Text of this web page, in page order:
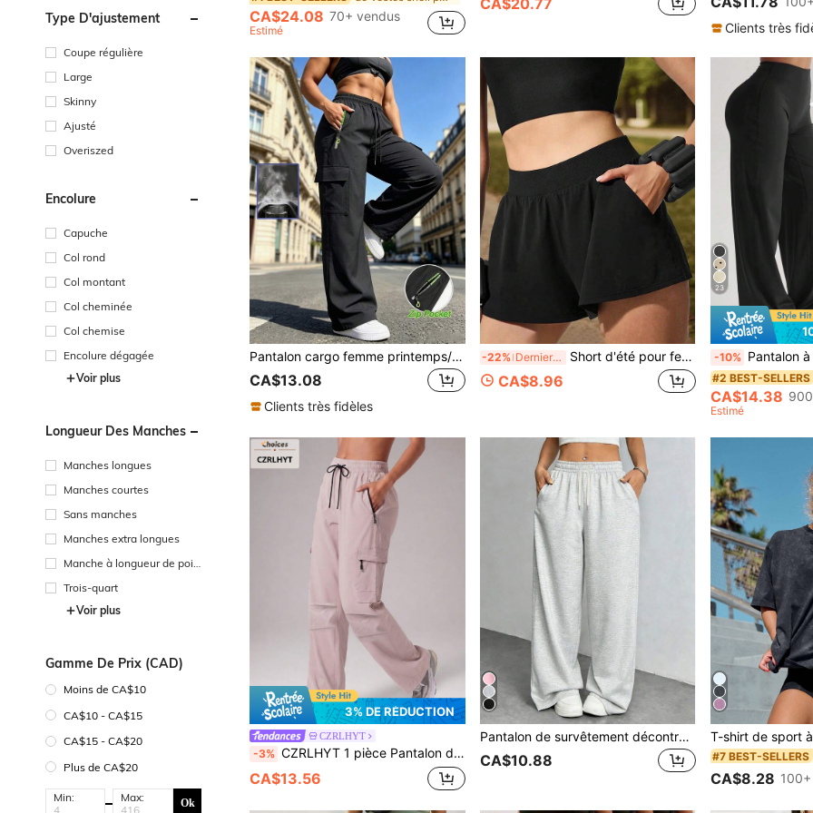
Type D'ajustement
Coupe régulière
Large
Skinny
Ajusté
Overiszed
Encolure
Capuche
Col rond
Col montant
Col cheminée
Col chemise
Encolure dégagée
Voir plus
Longueur Des Manches
Manches longues
Manches courtes
Sans manches
Manches extra longues
Manche à longueur de poig
Trois-quart
Voir plus
Gamme De Prix (CAD)
Moins de CA$10
CA$10 - CA$15
CA$15 - CA$20
Plus de CA$20
Min: Max: Ok
CA$24.08 70+ vendus
Estimé
Clients très
Pantalon cargo femme printemps/automne couleur unie multi-poches, jambe droite avec fermeture éclair, pantalon long de sport extérieur
CA$13.08
Clients très fidèles
-22% Derniers 3 jours Short d'été pour femmes à taille haute, léger et ample, short de sport avec poches, short polyvalent pour fitness en plein air et usage décontracté
CA$8.96
23
-10% Pantalon à taille haute, doux, jambes larges,
#2 BEST-SELLERS
CA$14.38
Estimé
3% DE RÉDUCTION
CZRLHYT
-3% CZRLHYT 1 pièce Pantalon de sport léger pour femmes, jambe droite, convient pour les sports de plein air, les tenues décontractées et la randonnée
CA$13.56
Pantalon de survêtement décontracté à jambes droites pour femmes, minimaliste à la mode avec taille élastique et poches latérales pour le sport
CA$10.88 #7 BEST-SELLERS
CA$8.28